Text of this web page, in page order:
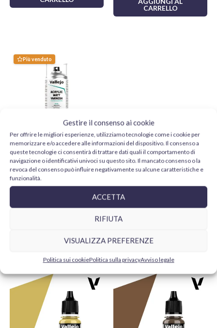
Gestire il consenso ai cookie
Per offrire le migliori esperienze, utilizziamo tecnologie come i cookie per
memorizzare e/o accedere alle informazioni del dispositivo. Il consenso a
queste tecnologie ci consentirà di trattare dati quali il comportamento di
navigazione o identificativi univoci su questo sito. Il mancato consenso o la
revoca del consenso può influire negativamente su alcune caratteristiche e
funzionalità.
ACCETTA
RIFIUTA
VISUALIZZA PREFERENZE
Politica sui cookiePolitica sulla privacyAvviso legale
Scegli Tamiya X4 per i tuoi progetti di modellismo e ottieni
CARRELLO
Più venduto
Vallejo Barniz Acrílico Mate
28531 Aerosol 400 ml
11,95€
Prodotti correlati